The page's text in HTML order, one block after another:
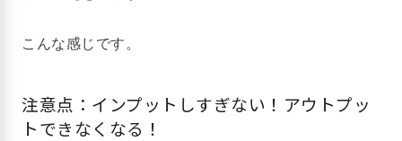
こんな感じです。
注意点：インプットしすぎない！アウトプッ
トできなくなる！